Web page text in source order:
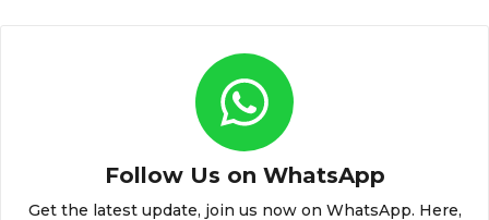
Follow Us on WhatsApp
Get the latest update, join us now on WhatsApp. Here,